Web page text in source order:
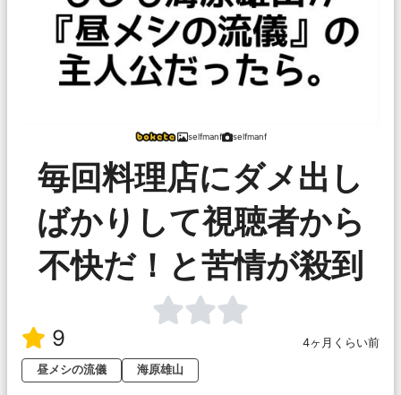
selfmanf selfmanf
毎回料理店にダメ出し
ばかりして視聴者から
不快だ！と苦情が殺到
9
4ヶ月くらい前
昼メシの流儀
海原雄山